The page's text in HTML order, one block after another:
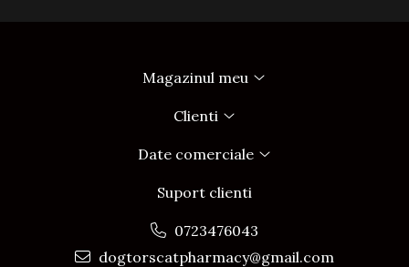
Magazinul meu
Clienti
Date comerciale
Suport clienti
0723476043
dogtorscatpharmacy@gmail.com